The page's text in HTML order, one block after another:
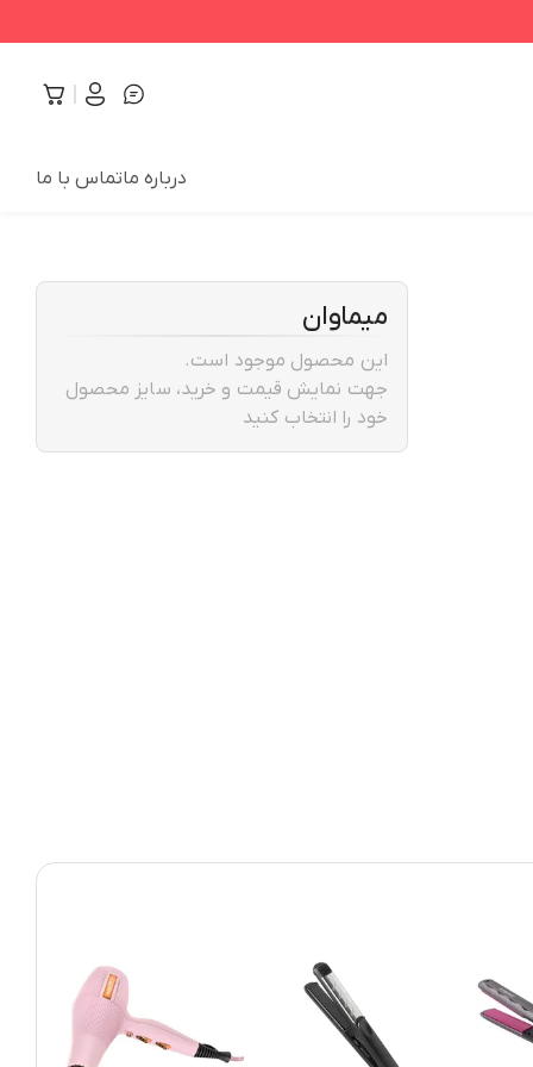
درباره ماتماس با ما
میماوان
این محصول موجود است.
جهت نمایش قیمت و خرید، سایز محصول
خود را انتخاب کنید